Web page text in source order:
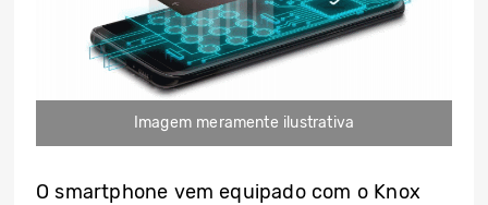
Imagem meramente ilustrativa
O smartphone vem equipado com o Knox